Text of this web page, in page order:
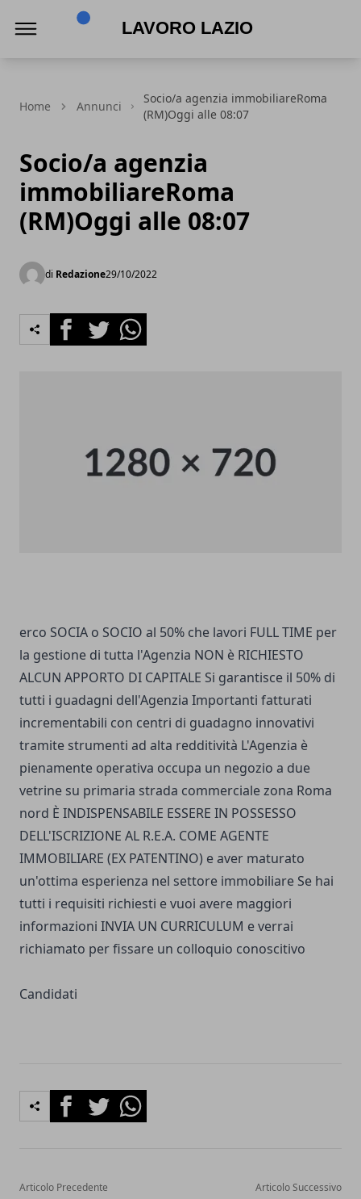
Home Annunci
Socio/a agenzia immobiliareRoma
(RM)Oggi alle 08:07
Socio/a agenzia
immobiliareRoma
(RM)Oggi alle 08:07
di Redazione29/10/2022
FacebookTwitterWhatsapp
erco SOCIA o SOCIO al 50% che lavori FULL TIME per
la gestione di tutta l'Agenzia NON è RICHIESTO
ALCUN APPORTO DI CAPITALE Si garantisce il 50% di
tutti i guadagni dell'Agenzia Importanti fatturati
incrementabili con centri di guadagno innovativi
tramite strumenti ad alta redditività L'Agenzia è
pienamente operativa occupa un negozio a due
vetrine su primaria strada commerciale zona Roma
nord È INDISPENSABILE ESSERE IN POSSESSO
DELL'ISCRIZIONE AL R.E.A. COME AGENTE
IMMOBILIARE (EX PATENTINO) e aver maturato
un'ottima esperienza nel settore immobiliare Se hai
tutti i requisiti richiesti e vuoi avere maggiori
informazioni INVIA UN CURRICULUM e verrai
richiamato per fissare un colloquio conoscitivo
Candidati
FacebookTwitterWhatsapp
Articolo Precedente Articolo Successivo